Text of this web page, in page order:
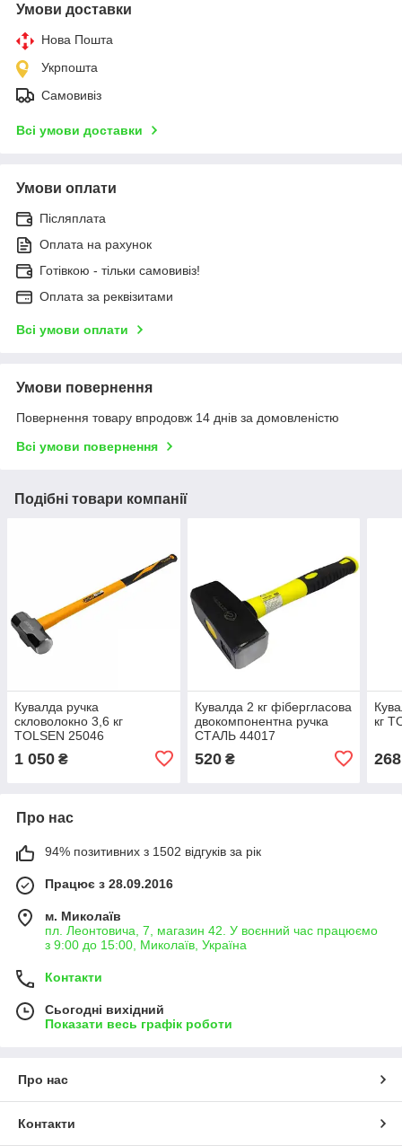
Умови доставки
Нова Пошта
Укрпошта
Самовивіз
Всі умови доставки
Умови оплати
Післяплата
Оплата на рахунок
Готівкою - тільки самовивіз!
Оплата за реквізитами
Всі умови оплати
Умови повернення
Повернення товару впродовж 14 днів за домовленістю
Всі умови повернення
Подібні товари компанії
Кувалда ручка
скловолокно 3,6 кг
TOLSEN 25046
1 050 ₴
Кувалда 2 кг фібергласова
двокомпонентна ручка
СТАЛЬ 44017
520₴
кг
268
Про нас
94% позитивних з 1502 відгуків за рік
Працює з 28.09.2016
м. Миколаїв
пл. Леонтовича, 7, магазин 42. У воєнний час працюємо
з 9:00 до 15:00, Миколаїв, Україна
Контакти
Сьогодні вихідний
Показати весь графік роботи
Про нас
Контакти